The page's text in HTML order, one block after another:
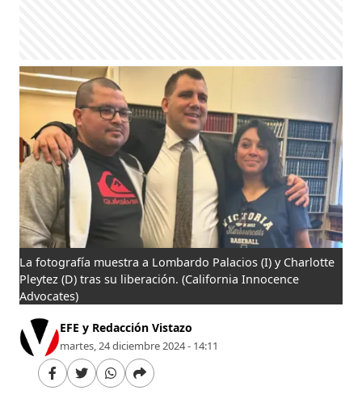
La fotografía muestra a Lombardo Palacios (I) y Charlotte
Pleytez (D) tras su liberación. (California Innocence
Advocates)
EFE y Redacción Vistazo
martes, 24 diciembre 2024 - 14:11